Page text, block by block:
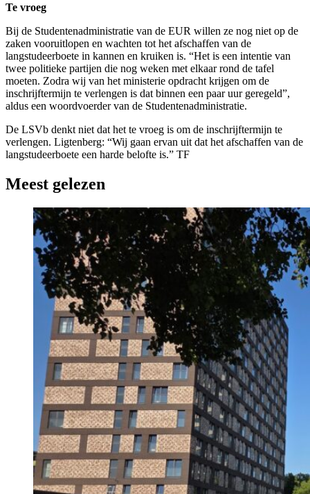
Te vroeg
Bij de Studentenadministratie van de EUR willen ze nog niet op de
zaken vooruitlopen en wachten tot het afschaffen van de
langstudeerboete in kannen en kruiken is. “Het is een intentie van
twee politieke partijen die nog weken met elkaar rond de tafel
moeten. Zodra wij van het ministerie opdracht krijgen om de
inschrijftermijn te verlengen is dat binnen een paar uur geregeld”,
aldus een woordvoerder van de Studentenadministratie.
De LSVb denkt niet dat het te vroeg is om de inschrijftermijn te
verlengen. Ligtenberg: “Wij gaan ervan uit dat het afschaffen van de
langstudeerboete een harde belofte is.” TF
Meest gelezen